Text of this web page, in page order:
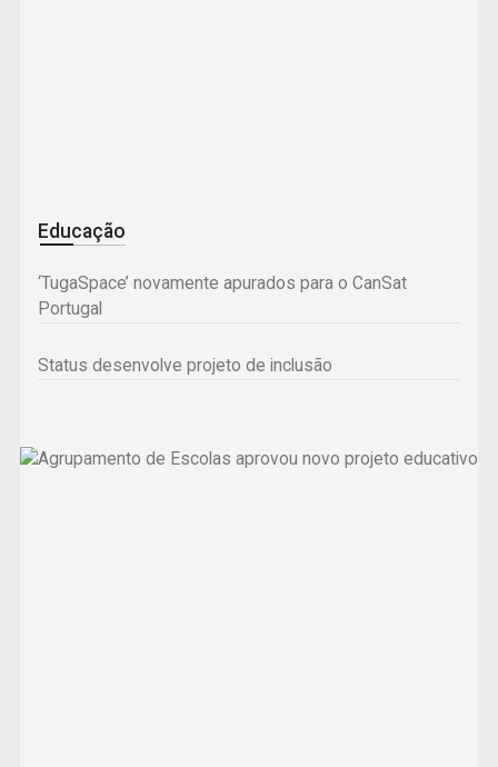
Educação
‘TugaSpace’ novamente apurados para o CanSat
Portugal
Status desenvolve projeto de inclusão